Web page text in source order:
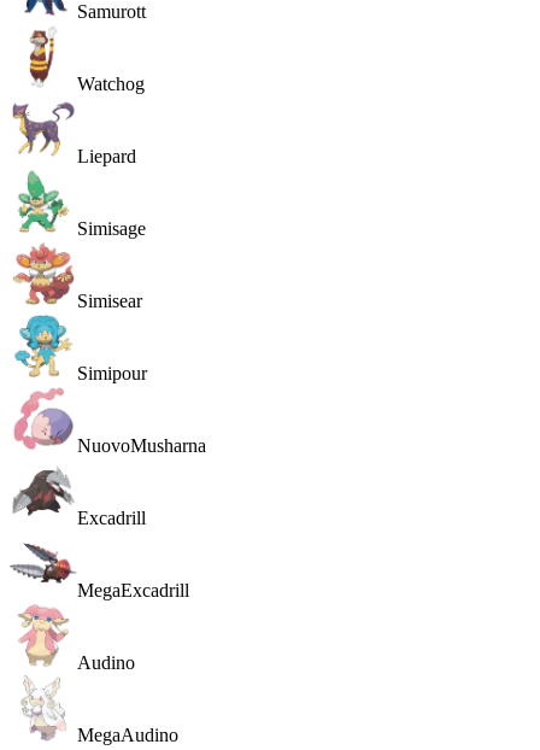
Samurott
Watchog
Liepard
Simisage
Simisear
Simipour
NuovoMusharna
Excadrill
MegaExcadrill
Audino
MegaAudino